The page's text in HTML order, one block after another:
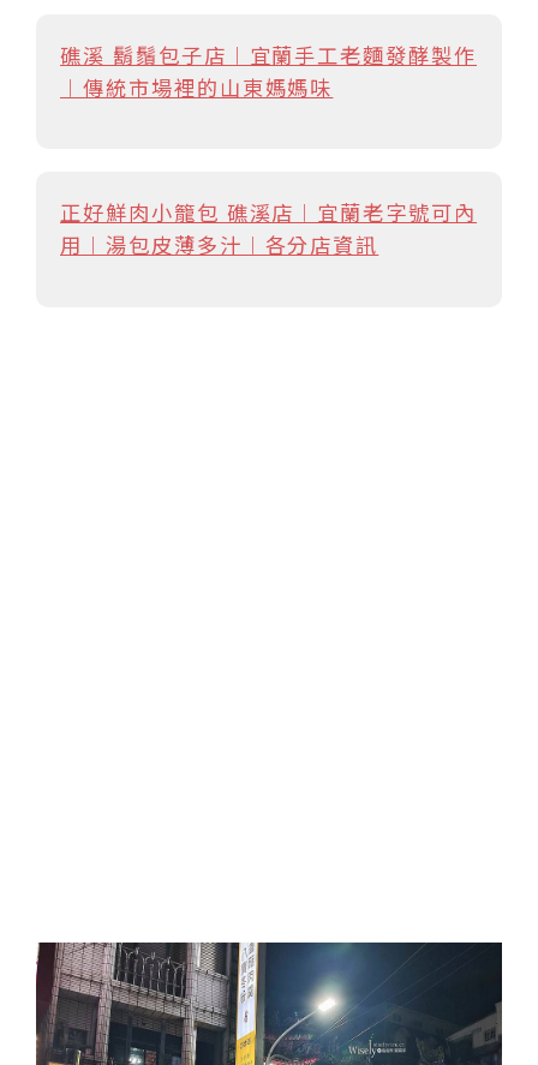
礁溪 鬍鬚包子店︱宜蘭手工老麵發酵製作
︱傳統市場裡的山東媽媽味
正好鮮肉小籠包 礁溪店︱宜蘭老字號可內
用︱湯包皮薄多汁︱各分店資訊